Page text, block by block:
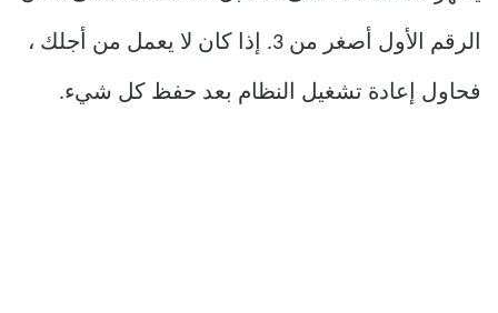
الرقم الأول أصغر من 3. إذا كان لا يعمل من أجلك ،
فحاول إعادة تشغيل النظام بعد حفظ كل شيء.